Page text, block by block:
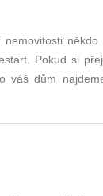
někdo
Pokud si
váš dům